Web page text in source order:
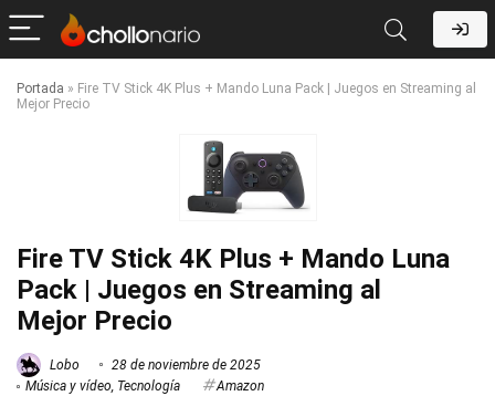
Portada » Fire TV Stick 4K Plus + Mando Luna Pack | Juegos en Streaming al
Mejor Precio
Fire TV Stick 4K Plus + Mando Luna
Pack | Juegos en Streaming al
Mejor Precio
Lobo
28 de noviembre de 2025
Música y vídeo, Tecnología Amazon